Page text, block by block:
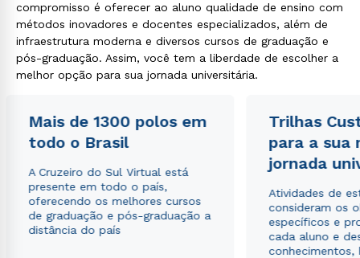
compromisso é oferecer ao aluno qualidade de ensino com
métodos inovadores e docentes especializados, além de
infraestrutura moderna e diversos cursos de graduação e
pós-graduação. Assim, você tem a liberdade de escolher a
melhor opção para sua jornada universitária.
Mais de 1300 polos em
todo o Brasil
A Cruzeiro do Sul Virtual está
presente em todo o país,
oferecendo os melhores cursos
de graduação e pós-graduação a
distância do país
Trilhas
para a sua
jornada
Atividades de
consideram os
específicos e
cada aluno e
conhecimentos,
Rápido e fácil
WhatsApp
ou